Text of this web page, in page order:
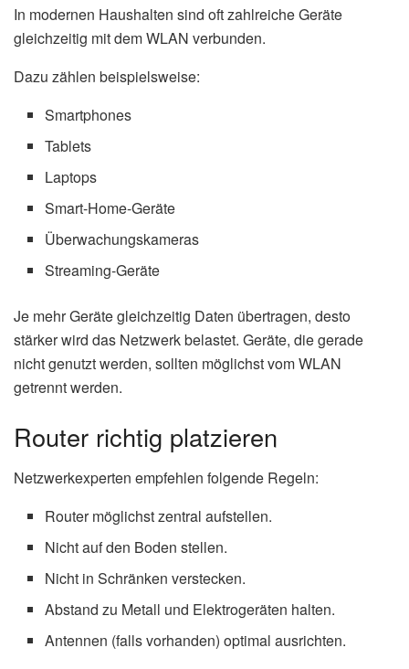
In modernen Haushalten sind oft zahlreiche Geräte
gleichzeitig mit dem WLAN verbunden.
Dazu zählen beispielsweise:
Smartphones
Tablets
Laptops
Smart-Home-Geräte
Überwachungskameras
Streaming-Geräte
Je mehr Geräte gleichzeitig Daten übertragen, desto
stärker wird das Netzwerk belastet. Geräte, die gerade
nicht genutzt werden, sollten möglichst vom WLAN
getrennt werden.
Router richtig platzieren
Netzwerkexperten empfehlen folgende Regeln:
Router möglichst zentral aufstellen.
Nicht auf den Boden stellen.
Nicht in Schränken verstecken.
Abstand zu Metall und Elektrogeräten halten.
Antennen (falls vorhanden) optimal ausrichten.